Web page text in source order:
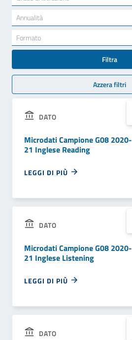
results
available
Annualità
34
results
available
Formato
results
available
Filtra
Azzera filtri
DATO
Microdati Campione G08 2020-
21 Inglese Reading
LEGGI DI PIÙ
DATO
Microdati Campione G08 2020-
21 Inglese Listening
LEGGI DI PIÙ
DATO